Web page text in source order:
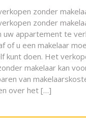
zonder
zonder
uw appartement te
of u een makelaar
kunt doen. Het
makelaar kan
van
over het […]